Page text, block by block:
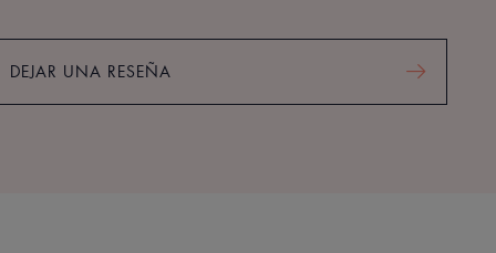
DEJAR UNA RESEÑA